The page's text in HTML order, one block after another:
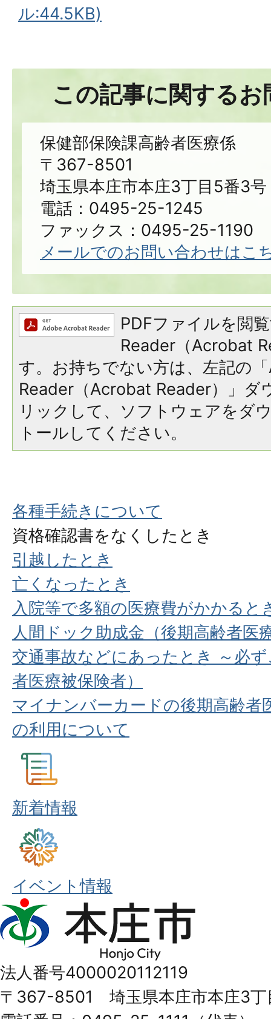
ル:44.5KB)
この記事に関する
保健部保険課高齢者医療係
〒367-8501
埼玉県本庄市本庄3丁目5番3号
電話：0495-25-1245
ファックス：0495-25-1190
メールでのお問い合わせはこ
PDFファイルを閲
Reader（Acrobat
す。お持ちでない方は、左記の
Reader（Acrobat Reader）」ダ
リックして、ソフトウェアをダ
トールしてください。
各種手続きについて
資格確認書をなくしたとき
引越したとき
亡くなったとき
入院等で多額の医療費がかかると
人間ドック助成金（後期高齢者医
交通事故などにあったとき ～必
者医療被保険者）
マイナンバーカードの後期高齢者
の利用について
新着情報
イベント情報
本
庄
Honjo
City
法人番号4000020112119
〒367-8501 埼玉県本庄市本庄3丁